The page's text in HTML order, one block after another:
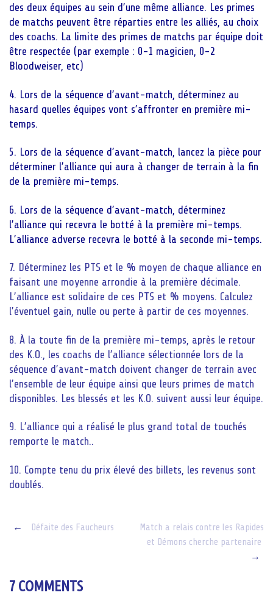
des deux équipes au sein d’une même alliance. Les primes
de matchs peuvent être réparties entre les alliés, au choix
des coachs. La limite des primes de matchs par équipe doit
être respectée (par exemple : 0-1 magicien, 0-2
Bloodweiser, etc)
4. Lors de la séquence d’avant-match, déterminez au
hasard quelles équipes vont s’affronter en première mi-
temps.
5. Lors de la séquence d’avant-match, lancez la pièce pour
déterminer l’alliance qui aura à changer de terrain à la fin
de la première mi-temps.
6. Lors de la séquence d’avant-match, déterminez
l’alliance qui recevra le botté à la première mi-temps.
L’alliance adverse recevra le botté à la seconde mi-temps.
7. Déterminez les PTS et le % moyen de chaque alliance en
faisant une moyenne arrondie à la première décimale.
L’alliance est solidaire de ces PTS et % moyens. Calculez
l’éventuel gain, nulle ou perte à partir de ces moyennes.
8. À la toute fin de la première mi-temps, après le retour
des K.O., les coachs de l’alliance sélectionnée lors de la
séquence d’avant-match doivent changer de terrain avec
l’ensemble de leur équipe ainsi que leurs primes de match
disponibles. Les blessés et les K.O. suivent aussi leur équipe.
9. L’alliance qui a réalisé le plus grand total de touchés
remporte le match..
10. Compte tenu du prix élevé des billets, les revenus sont
doublés.
Post
← Défaite des Faucheurs
Match a relais contre les Rapides
et Démons cherche partenaire
→
7 COMMENTS